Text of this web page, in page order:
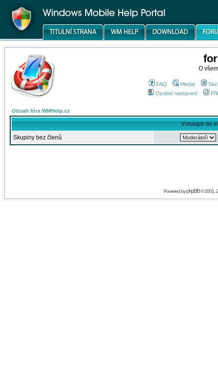
O
FAQ Hledat
Osobní nastavení
Obsah fóra WMHelp.cz
Vstoupit do
Skupiny bez členů
Powered byphpBB© 2001,